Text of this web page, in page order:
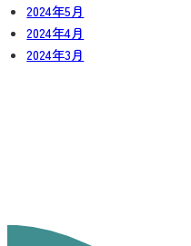
2024年5月
2024年4月
2024年3月